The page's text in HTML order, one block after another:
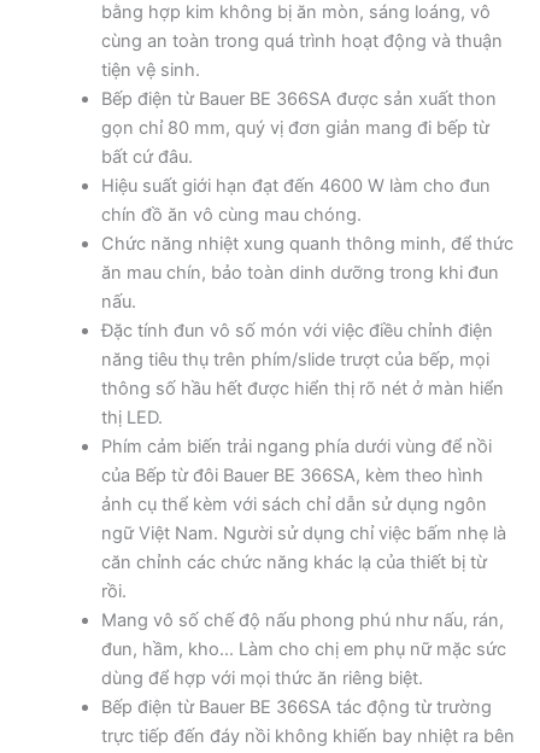
bằng hợp kim không bị ăn mòn, sáng loáng, vô
cùng an toàn trong quá trình hoạt động và thuận
tiện vệ sinh.
Bếp điện từ Bauer BE 366SA được sản xuất thon
gọn chỉ 80 mm, quý vị đơn giản mang đi bếp từ
bất cứ đâu.
Hiệu suất giới hạn đạt đến 4600 W làm cho đun
chín đồ ăn vô cùng mau chóng.
Chức năng nhiệt xung quanh thông minh, để thức
ăn mau chín, bảo toàn dinh dưỡng trong khi đun
nấu.
Đặc tính đun vô số món với việc điều chỉnh điện
năng tiêu thụ trên phím/slide trượt của bếp, mọi
thông số hầu hết được hiển thị rõ nét ở màn hiển
thị LED.
Phím cảm biến trải ngang phía dưới vùng để nồi
của Bếp từ đôi Bauer BE 366SA, kèm theo hình
ảnh cụ thể kèm với sách chỉ dẫn sử dụng ngôn
ngữ Việt Nam. Người sử dụng chỉ việc bấm nhẹ là
căn chỉnh các chức năng khác lạ của thiết bị từ
rồi.
Mang vô số chế độ nấu phong phú như nấu, rán,
đun, hầm, kho… Làm cho chị em phụ nữ mặc sức
dùng để hợp với mọi thức ăn riêng biệt.
Bếp điện từ Bauer BE 366SA tác động từ trường
trực tiếp đến đáy nồi không khiến bay nhiệt ra bên